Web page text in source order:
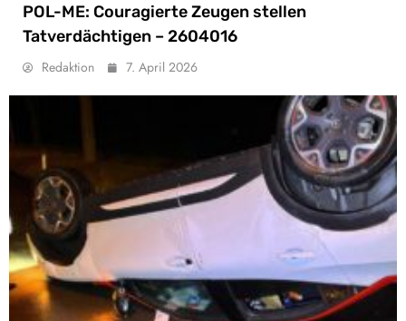
POL-ME: Couragierte Zeugen stellen
Tatverdächtigen – 2604016
Redaktion 7. April 2026